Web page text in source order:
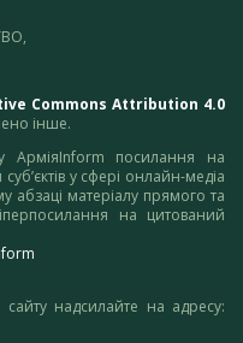
Commons Attribution 4.0
інше.
АрміяInform посилання на
у сфері онлайн-медіа
матеріалу прямого та
на цитований
надсилайте на адресу: